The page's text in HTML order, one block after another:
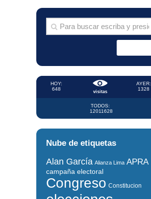
visitas
HOY:
648
AYER:
1328
TODOS:
12011628
Nube de etiquetas
Alan García Alianza Lima APRA
campaña electoral
Congreso Constitucion